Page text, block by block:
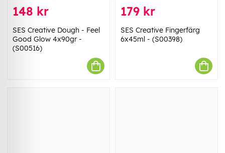
148 kr
SES Creative Dough - Feel
Good Glow 4x90gr -
(S00516)
179 kr
SES Creative Fingerfärg
6x45ml - (S00398)